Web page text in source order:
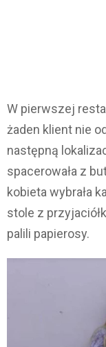
W pierwszej
żaden klient nie
następną
spacerowała z
kobieta wybrała
stole z
palili papierosy.